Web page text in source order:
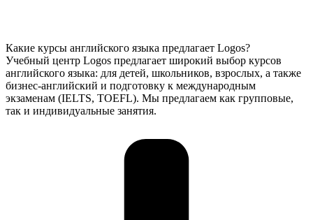
Какие курсы английского языка предлагает Logos?
Учебный центр Logos предлагает широкий выбор курсов
английского языка: для детей, школьников, взрослых, а также
бизнес-английский и подготовку к международным
экзаменам (IELTS, TOEFL). Мы предлагаем как групповые,
так и индивидуальные занятия.